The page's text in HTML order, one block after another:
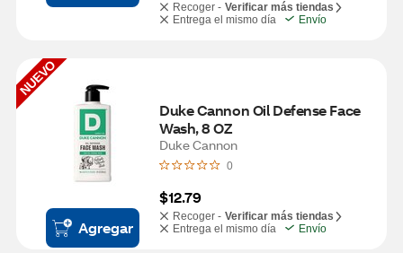
Recoger - Verificar más tiendas
Entrega el mismo día
Envío
NUEVO
Agregar
Duke Cannon Oil Defense Face
Wash, 8 OZ
Duke Cannon
0
$12.79
Recoger - Verificar más tiendas
Entrega el mismo día
Envío